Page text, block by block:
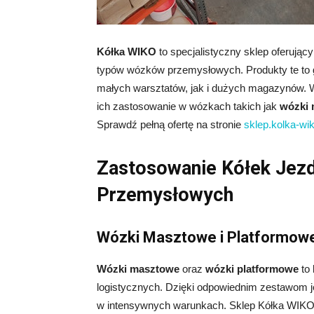
Kółka WIKO to specjalistyczny sklep
typów wózków przemysłowych. Produkty te
małych warsztatów, jak i dużych
ich zastosowanie w wózkach takich jak wózki
Sprawdź pełną ofertę na stronie sklep.kolka-
Zastosowanie Kółek
Przemysłowych
Wózki Masztowe i
Wózki masztowe oraz wózki platformowe to
logistycznych. Dzięki odpowiednim zestawom
w intensywnych warunkach. Sklep Kółka